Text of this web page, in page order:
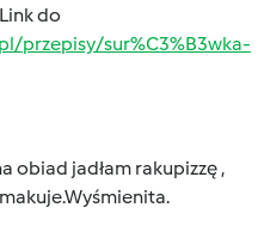
Link do
przepisy/sur%C3%B3wka-
obiad jadłam rakupizzę ,